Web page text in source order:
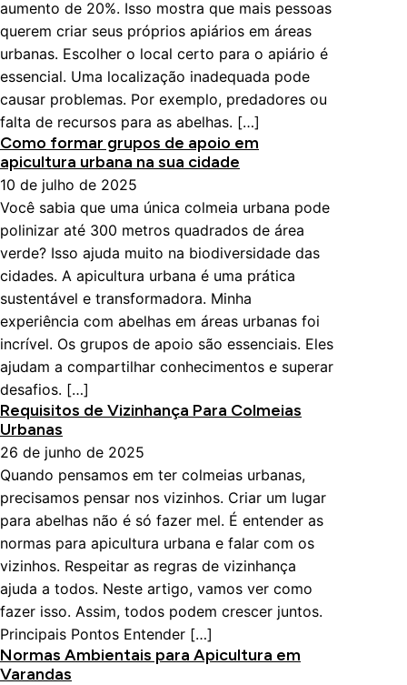
aumento de 20%. Isso mostra que mais pessoas
querem criar seus próprios apiários em áreas
urbanas. Escolher o local certo para o apiário é
essencial. Uma localização inadequada pode
causar problemas. Por exemplo, predadores ou
falta de recursos para as abelhas. […]
Como formar grupos de apoio em
apicultura urbana na sua cidade
10 de julho de 2025
Você sabia que uma única colmeia urbana pode
polinizar até 300 metros quadrados de área
verde? Isso ajuda muito na biodiversidade das
cidades. A apicultura urbana é uma prática
sustentável e transformadora. Minha
experiência com abelhas em áreas urbanas foi
incrível. Os grupos de apoio são essenciais. Eles
ajudam a compartilhar conhecimentos e superar
desafios. […]
Requisitos de Vizinhança Para Colmeias
Urbanas
26 de junho de 2025
Quando pensamos em ter colmeias urbanas,
precisamos pensar nos vizinhos. Criar um lugar
para abelhas não é só fazer mel. É entender as
normas para apicultura urbana e falar com os
vizinhos. Respeitar as regras de vizinhança
ajuda a todos. Neste artigo, vamos ver como
fazer isso. Assim, todos podem crescer juntos.
Principais Pontos Entender […]
Normas Ambientais para Apicultura em
Varandas